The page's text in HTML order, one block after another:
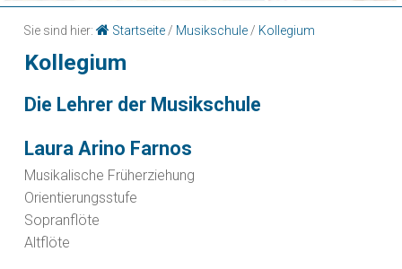
Sie sind hier: Startseite / Musikschule / Kollegium
Kollegium
Die Lehrer der Musikschule
Laura Arino Farnos
Musikalische Früherziehung
Orientierungsstufe
Sopranflöte
Altflöte